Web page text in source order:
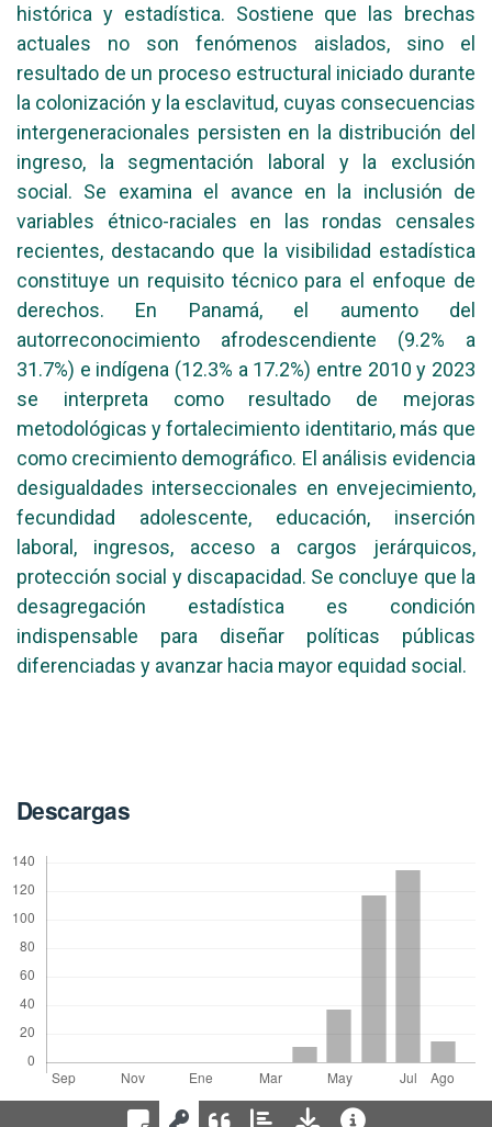
histórica y estadística. Sostiene que las brechas
actuales no son fenómenos aislados, sino el
resultado de un proceso estructural iniciado durante
la colonización y la esclavitud, cuyas consecuencias
intergeneracionales persisten en la distribución del
ingreso, la segmentación laboral y la exclusión
social. Se examina el avance en la inclusión de
variables étnico-raciales en las rondas censales
recientes, destacando que la visibilidad estadística
constituye un requisito técnico para el enfoque de
derechos. En Panamá, el aumento del
autorreconocimiento afrodescendiente (9.2% a
31.7%) e indígena (12.3% a 17.2%) entre 2010 y 2023
se interpreta como resultado de mejoras
metodológicas y fortalecimiento identitario, más que
como crecimiento demográfico. El análisis evidencia
desigualdades interseccionales en envejecimiento,
fecundidad adolescente, educación, inserción
laboral, ingresos, acceso a cargos jerárquicos,
protección social y discapacidad. Se concluye que la
desagregación estadística es condición
indispensable para diseñar políticas públicas
diferenciadas y avanzar hacia mayor equidad social.
Descargas